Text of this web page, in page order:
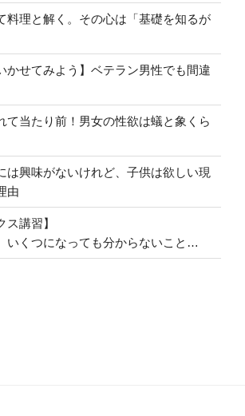
料理と解く。その心は「基礎を知るが
かせてみよう】ベテラン男性でも間違
て当たり前！男女の性欲は蟻と象くら
は興味がないけれど、子供は欲しい現
由
ス講習】
いくつになっても分からないこと…